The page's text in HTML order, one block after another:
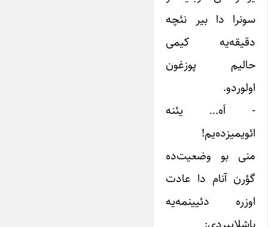
سونرا دا بیر نئچه
دقیقه‌یه کیمی
حالیم پوزغون
اولوردو.
-‌ اَه… یئنه
ائویمیزده‌یم!
منی بو وضعیت‌ده
گؤرن آنام دا عادت
اوزره دئیینمه‌یه